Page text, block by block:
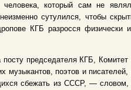
который сам не
сутулился, чтобы
КГБ разросся физически
председателя КГБ,
музыкантов, поэтов и
сбежать из СССР, —